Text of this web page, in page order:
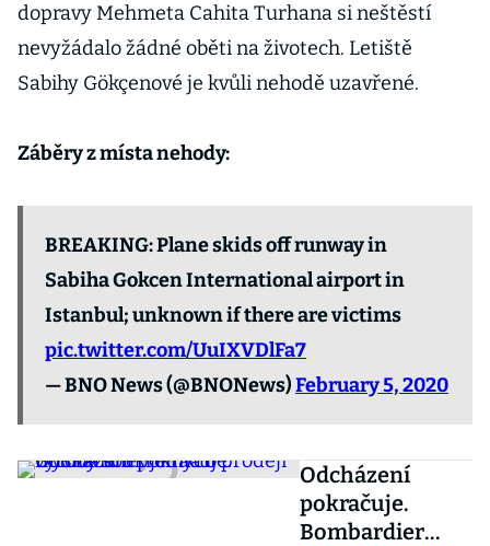
dopravy Mehmeta Cahita Turhana si neštěstí
nevyžádalo žádné oběti na životech. Letiště
Sabihy Gökçenové je kvůli nehodě uzavřené.
Záběry z místa nehody:
BREAKING: Plane skids off runway in
Sabiha Gokcen International airport in
Istanbul; unknown if there are victims
pic.twitter.com/UuIXVDlFa7
— BNO News (@BNONews)February 5, 2020
Odcházení
pokračuje.
Bombardier